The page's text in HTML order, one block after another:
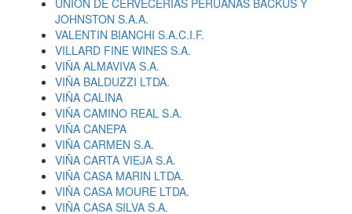
UNION DE CERVECERIAS PERUANAS BACKUS Y
JOHNSTON S.A.A.
VALENTIN BIANCHI S.A.C.I.F.
VILLARD FINE WINES S.A.
VIÑA ALMAVIVA S.A.
VIÑA BALDUZZI LTDA.
VIÑA CALINA
VIÑA CAMINO REAL S.A.
VIÑA CANEPA
VIÑA CARMEN S.A.
VIÑA CARTA VIEJA S.A.
VIÑA CASA MARIN LTDA.
VIÑA CASA MOURE LTDA.
VIÑA CASA SILVA S.A.